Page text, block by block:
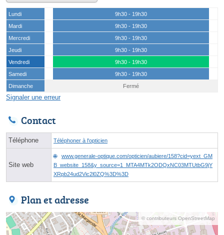
Lundi
9h30 - 19h30
Mardi
9h30 - 19h30
Mercredi
9h30 - 19h30
Jeudi
9h30 - 19h30
Vendredi
9h30 - 19h30
Samedi
9h30 - 19h30
Dimanche
Fermé
Signaler une erreur
Contact
Téléphone Téléphoner à l'opticien
Site web
www.generale-optique.com/opticien/aubiere/158?cid=yext_GM
B_website_158&y_source=1_MTA4MTk2ODQxNC03MTUtbG9jY
XRpb24ud2Vic2l0ZQ%3D%3D
Plan et adresse
© contributeurs OpenStreetMap